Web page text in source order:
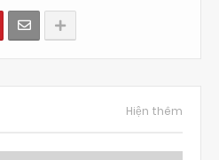
Hiện thêm